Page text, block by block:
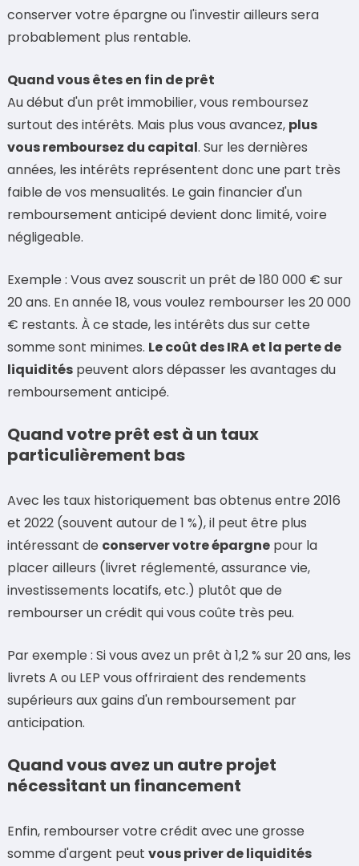
conserver votre épargne ou l'investir ailleurs sera
probablement plus rentable.
Quand vous êtes en fin de prêt
Au début d'un prêt immobilier, vous remboursez
surtout des intérêts. Mais plus vous avancez, plus
vous remboursez du capital. Sur les dernières
années, les intérêts représentent donc une part très
faible de vos mensualités. Le gain financier d'un
remboursement anticipé devient donc limité, voire
négligeable.
Exemple : Vous avez souscrit un prêt de 180 000 € sur
20 ans. En année 18, vous voulez rembourser les 20 000
€ restants. À ce stade, les intérêts dus sur cette
somme sont minimes. Le coût des IRA et la perte de
liquidités peuvent alors dépasser les avantages du
remboursement anticipé.
Quand votre prêt est à un taux
particulièrement bas
Avec les taux historiquement bas obtenus entre 2016
et 2022 (souvent autour de 1 %), il peut être plus
intéressant de conserver votre épargne pour la
placer ailleurs (livret réglementé, assurance vie,
investissements locatifs, etc.) plutôt que de
rembourser un crédit qui vous coûte très peu.
Par exemple : Si vous avez un prêt à 1,2 % sur 20 ans, les
livrets A ou LEP vous offriraient des rendements
supérieurs aux gains d'un remboursement par
anticipation.
Quand vous avez un autre projet
nécessitant un financement
Enfin, rembourser votre crédit avec une grosse
somme d'argent peut vous priver de liquidités